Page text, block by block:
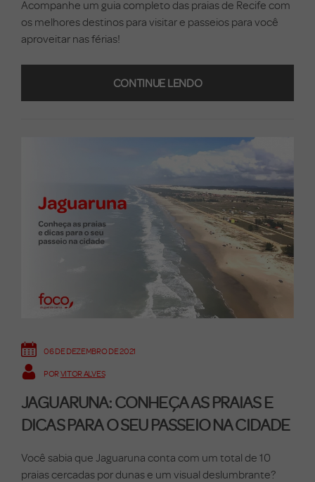
Acompanhe um guia completo das praias de Recife com
os melhores destinos para visitar e passeios para você
aproveitar nas férias!
CONTINUE LENDO
06 DE DEZEMBRO DE 2021
PORVITOR ALVES
JAGUARUNA: CONHEÇA AS PRAIAS E
DICAS PARA O SEU PASSEIO NA CIDADE
Você sabia que Jaguaruna conta com um total de 10
praias cercadas por dunas e um visual deslumbrante?